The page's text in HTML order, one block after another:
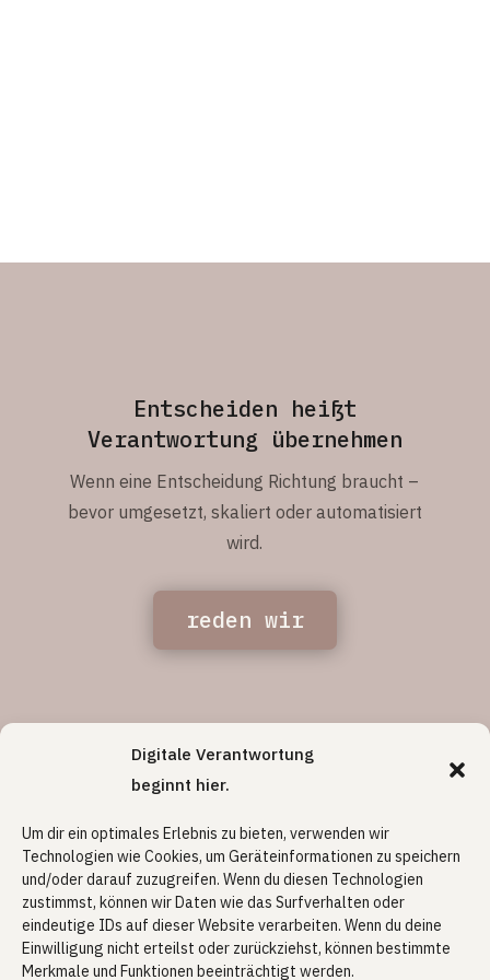
Digitale Verantwortung
beginnt hier.
Um dir ein optimales Erlebnis zu bieten, verwenden wir
Technologien wie Cookies, um Geräteinformationen zu speichern
und/oder darauf zuzugreifen. Wenn du diesen Technologien
zustimmst, können wir Daten wie das Surfverhalten oder
eindeutige IDs auf dieser Website verarbeiten. Wenn du deine
Einwilligung nicht erteilst oder zurückziehst, können bestimmte
Merkmale und Funktionen beeinträchtigt werden.
Entscheiden heißt
Verantwortung übernehmen
Wenn eine Entscheidung Richtung braucht –
bevor umgesetzt, skaliert oder automatisiert
wird.
reden wir
Start
Über mich
Beratung
Blog